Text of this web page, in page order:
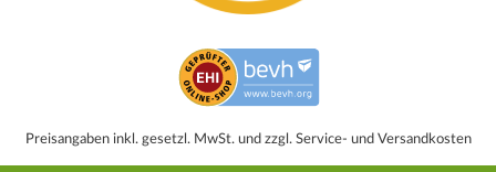
Preisangaben inkl. gesetzl. MwSt. und zzgl. Service- und Versandkosten